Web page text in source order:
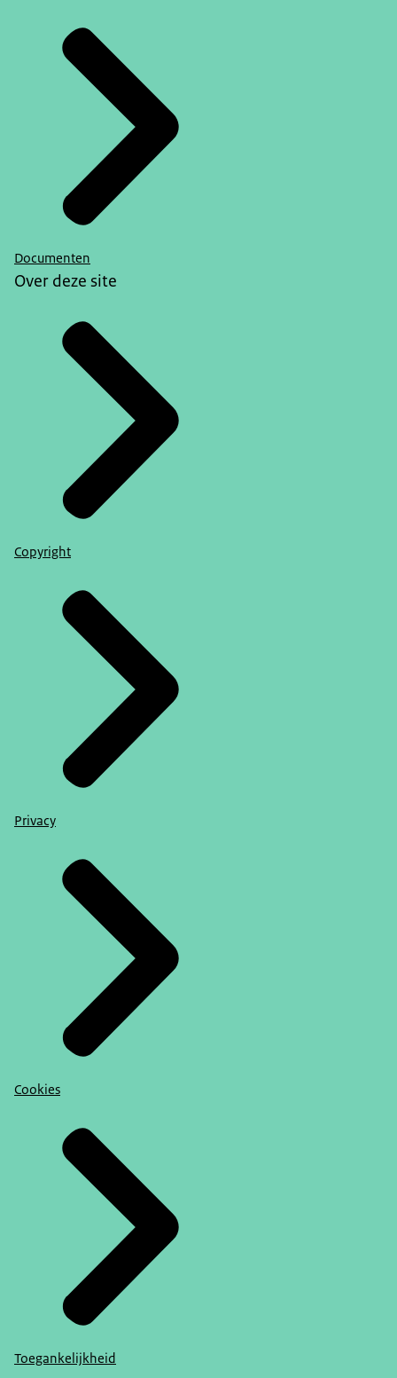
Documenten
Over deze site
Copyright
Privacy
Cookies
Toegankelijkheid